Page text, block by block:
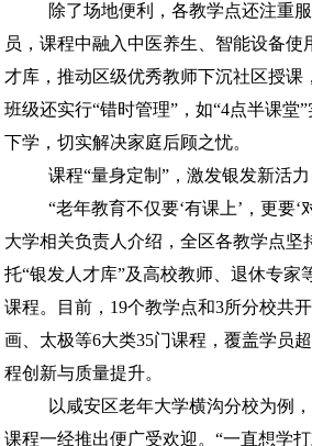
除了场地便利，各教学点还注重
员，课程中融入中医养生、智能设备使
才库，推动区级优秀教师下沉社区授课
班级还实行“错时管理”，如“4点半课堂
下学，切实解决家庭后顾之忧。
课程“量身定制”，激发银发新活力
“老年教育不仅要‘有课上’，更要‘
大学相关负责人介绍，全区各教学点坚
托“银发人才库”及高校教师、退休专家
课程。目前，19个教学点和3所分校共
画、太极等6大类35门课程，覆盖学员
程创新与质量提升。
以咸安区老年大学横沟分校为例
课程一经推出便广受欢迎。“一直想学